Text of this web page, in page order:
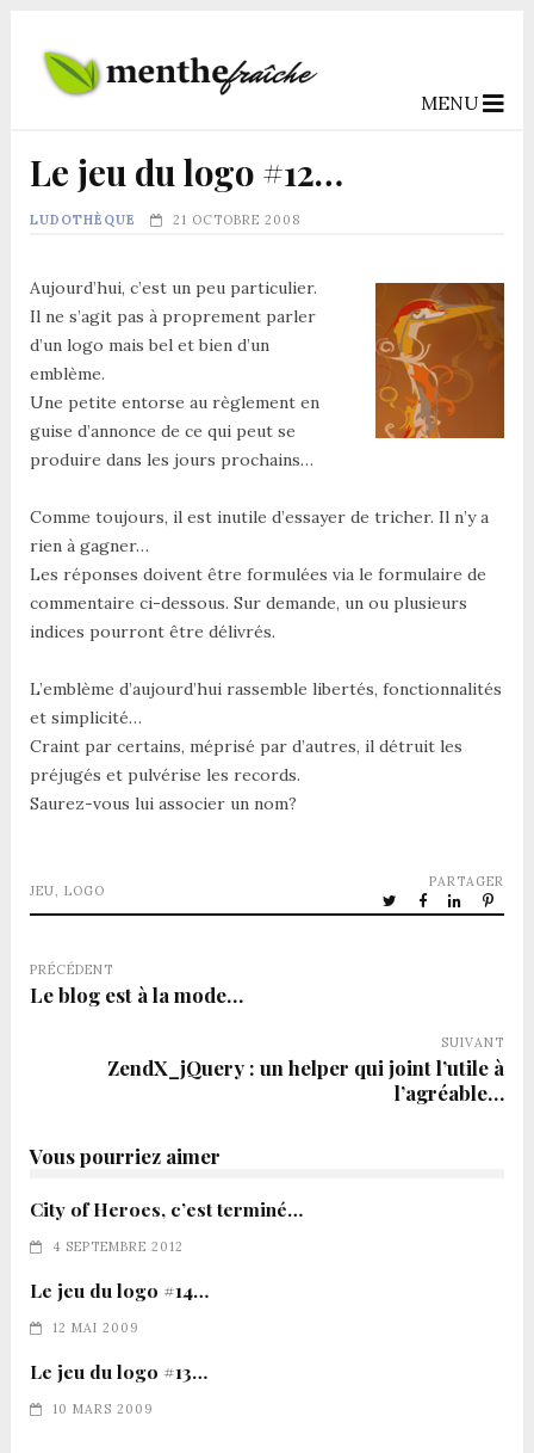
MENU
Le jeu du logo #12…
LUDOTHÈQUE 21 OCTOBRE 2008
Aujourd’hui, c’est un peu particulier.
Il ne s’agit pas à proprement parler
d’un logo mais bel et bien d’un
emblème.
Une petite entorse au règlement en
guise d’annonce de ce qui peut se
produire dans les jours prochains…
Comme toujours, il est inutile d’essayer de tricher. Il n’y a
rien à gagner…
Les réponses doivent être formulées via le formulaire de
commentaire ci-dessous. Sur demande, un ou plusieurs
indices pourront être délivrés.
L’emblème d’aujourd’hui rassemble libertés, fonctionnalités
et simplicité…
Craint par certains, méprisé par d’autres, il détruit les
préjugés et pulvérise les records.
Saurez-vous lui associer un nom?
JEU, LOGO
PARTAGER
PRÉCÉDENT
Le blog est à la mode…
SUIVANT
ZendX_jQuery : un helper qui joint l’utile à
l’agréable…
Vous pourriez aimer
City of Heroes, c’est terminé…
4 SEPTEMBRE 2012
Le jeu du logo #14…
12 MAI 2009
Le jeu du logo #13…
10 MARS 2009